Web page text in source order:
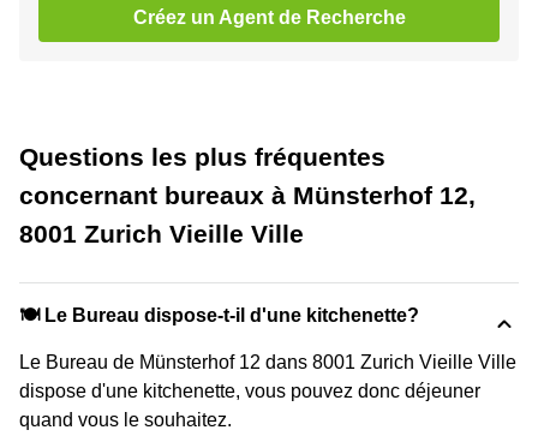
Créez un Agent de Recherche
Questions les plus fréquentes
concernant bureaux à Münsterhof 12,
8001 Zurich Vieille Ville
🍽️ Le Bureau dispose-t-il d'une kitchenette?
Le Bureau de Münsterhof 12 dans 8001 Zurich Vieille Ville
dispose d'une kitchenette, vous pouvez donc déjeuner
quand vous le souhaitez.